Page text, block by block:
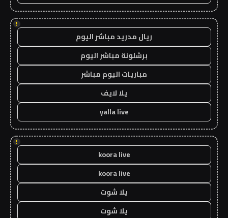
!
ريال مدريد مباشر اليوم
برشلونة مباشر اليوم
مباريات اليوم مباشر
يلا لايف
yalla live
!
koora live
koora live
يلا شوت
يلا شوت